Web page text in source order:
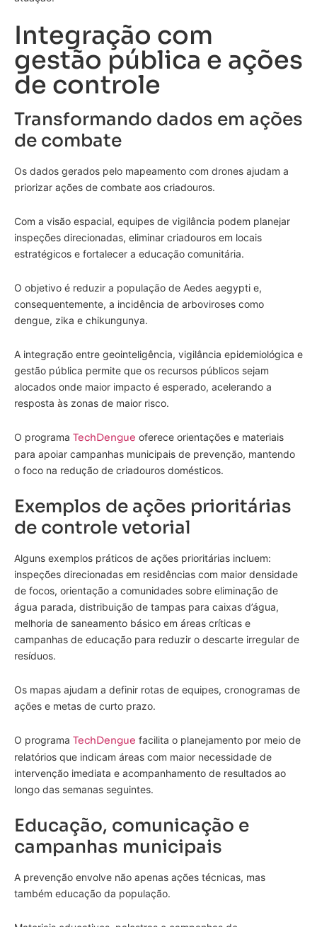
Integração com
gestão pública e ações
de controle
Transformando dados em ações
de combate
Os dados gerados pelo mapeamento com drones ajudam a
priorizar ações de combate aos criadouros.
Com a visão espacial, equipes de vigilância podem planejar
inspeções direcionadas, eliminar criadouros em locais
estratégicos e fortalecer a educação comunitária.
O objetivo é reduzir a população de Aedes aegypti e,
consequentemente, a incidência de arboviroses como
dengue, zika e chikungunya.
A integração entre geointeligência, vigilância epidemiológica e
gestão pública permite que os recursos públicos sejam
alocados onde maior impacto é esperado, acelerando a
resposta às zonas de maior risco.
O programa TechDengue oferece orientações e materiais
para apoiar campanhas municipais de prevenção, mantendo
o foco na redução de criadouros domésticos.
Exemplos de ações prioritárias
de controle vetorial
Alguns exemplos práticos de ações prioritárias incluem:
inspeções direcionadas em residências com maior densidade
de focos, orientação a comunidades sobre eliminação de
água parada, distribuição de tampas para caixas d’água,
melhoria de saneamento básico em áreas críticas e
campanhas de educação para reduzir o descarte irregular de
resíduos.
Os mapas ajudam a definir rotas de equipes, cronogramas de
ações e metas de curto prazo.
O programa TechDengue facilita o planejamento por meio de
relatórios que indicam áreas com maior necessidade de
intervenção imediata e acompanhamento de resultados ao
longo das semanas seguintes.
Educação, comunicação e
campanhas municipais
A prevenção envolve não apenas ações técnicas, mas
também educação da população.